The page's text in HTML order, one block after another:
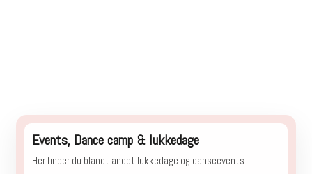
Events, Dance camp & lukkedage
Her finder du blandt andet lukkedage og danseevents.